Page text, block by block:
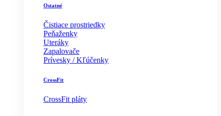
Ostatné
Čistiace prostriedky
Peňaženky
Uteráky
Zapalovače
Prívesky / Kľúčenky
CrossFit
CrossFit pláty